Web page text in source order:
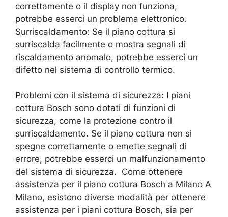
correttamente o il display non funziona,
potrebbe esserci un problema elettronico.
Surriscaldamento: Se il piano cottura si
surriscalda facilmente o mostra segnali di
riscaldamento anomalo, potrebbe esserci un
difetto nel sistema di controllo termico.
Problemi con il sistema di sicurezza: I piani
cottura Bosch sono dotati di funzioni di
sicurezza, come la protezione contro il
surriscaldamento. Se il piano cottura non si
spegne correttamente o emette segnali di
errore, potrebbe esserci un malfunzionamento
del sistema di sicurezza. Come ottenere
assistenza per il piano cottura Bosch a Milano A
Milano, esistono diverse modalità per ottenere
assistenza per i piani cottura Bosch, sia per